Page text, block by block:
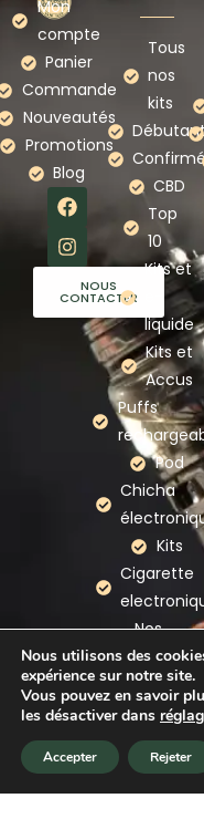
Accueil
Mon
compte
Panier
Commande
Nouveautés
Promotions
Blog
NOUS
CONTACTER
Tous
nos
kits
Débutant
CBD
Top
10
Kits et
liquide
Kits et
Accus
Puffs
Pod
Chicha
Kits
Cigarette
Nos
marques
Mention légales–
–CGU –Plan du
Nous utilisons des
expérience sur notre site.
Vous pouvez en savoir
les désactiver dans
Accepter Rejeter